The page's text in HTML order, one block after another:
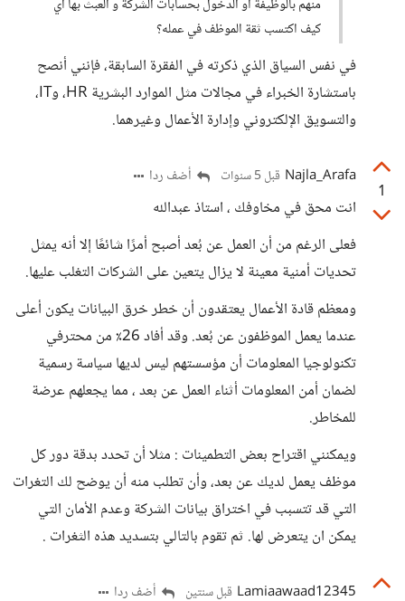
منهم بالوظيفة او الدخول بحسابات الشركة و العبث بها اي
كيف اكتسب ثقة الموظف في عمله؟
في نفس السياق الذي ذكرته في الفقرة السابقة، فإنني أنصح
باستشارة الخبراء في مجالات مثل الموارد البشرية HR، وIT،
والتسويق الإلكتروني وإدارة الأعمال وغيرهما.
1
Najla_Arafa قبل 5 سنوات أضف ردا
انت محق في مخاوفك ، استاذ عبدالله
فعلى الرغم من أن العمل عن بُعد أصبح أمرًا شائعًا إلا أنه يمثل
تحديات أمنية معينة لا يزال يتعين على الشركات التغلب عليها.
ومعظم قادة الأعمال يعتقدون أن خطر خرق البيانات يكون أعلى
عندما يعمل الموظفون عن بُعد. وقد أفاد 26٪ من محترفي
تكنولوجيا المعلومات أن مؤسستهم ليس لديها سياسة رسمية
لضمان أمن المعلومات أثناء العمل عن بعد ، مما يجعلهم عرضة
للمخاطر.
ويمكنني اقتراح بعض التطمينات : مثلا أن تحدد بدقة دور كل
موظف يعمل لديك عن بعد، وأن تطلب منه أن يوضح لك التغرات
التي قد تتسبب في اختراق بيانات الشركة وعدم الأمان التي
يمكن ان يتعرض لها. ثم تقوم بالتالي بتسديد هذه الثغرات .
Lamiaawaad12345 قبل سنتين أضف ردا